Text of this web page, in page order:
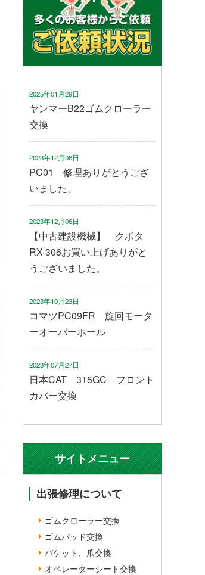
2025年01月29日
ヤンマーB22ゴムクローラー
交換
2023年12月06日
PC01 修理ありがとうござ
いました。
2023年12月06日
【中古建設機械】 クボタ
RX-306お買い上げありがと
うございました。
2023年10月23日
コマツPC09FR 旋回モータ
ーオーバーホール
2023年07月27日
日本CAT 315GC フロント
カバー交換
サイトメニュー
出張修理について
ゴムクローラー交換
ゴムパッド交換
バケット、爪交換
オペレーターシート交換